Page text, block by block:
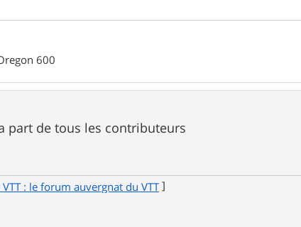
600
part de tous les contributeurs
: le forum auvergnat du VTT ]